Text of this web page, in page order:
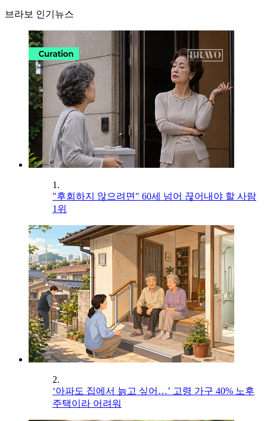
브라보 인기뉴스
1.
"후회하지 않으려면" 60세 넘어 끊어내야 할 사람
1위
2.
‘아파도 집에서 늙고 싶어…’ 고령 가구 40% 노후
주택이라 어려워